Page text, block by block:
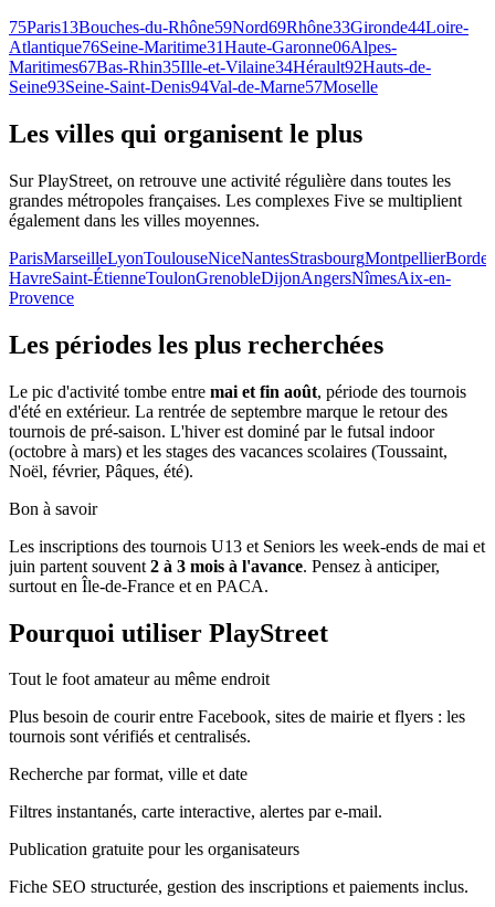
75Paris13Bouches-du-Rhône59Nord69Rhône33Gironde44Loire-
Atlantique76Seine-Maritime31Haute-Garonne06Alpes-
Maritimes67Bas-Rhin35Ille-et-Vilaine34Hérault92Hauts-de-
Seine93Seine-Saint-Denis94Val-de-Marne57Moselle
Les villes qui organisent le plus
Sur PlayStreet, on retrouve une activité régulière dans toutes les
grandes métropoles françaises. Les complexes Five se multiplient
également dans les villes moyennes.
ParisMarseilleLyonToulouseNiceNantesStrasbourgMontpellier
HavreSaint-ÉtienneToulonGrenobleDijonAngersNîmesAix-en-
Provence
Les périodes les plus recherchées
Le pic d'activité tombe entre mai et fin août, période des tournois
d'été en extérieur. La rentrée de septembre marque le retour des
tournois de pré-saison. L'hiver est dominé par le futsal indoor
(octobre à mars) et les stages des vacances scolaires (Toussaint,
Noël, février, Pâques, été).
Bon à savoir
Les inscriptions des tournois U13 et Seniors les week-ends de mai et
juin partent souvent 2 à 3 mois à l'avance. Pensez à anticiper,
surtout en Île-de-France et en PACA.
Pourquoi utiliser PlayStreet
Tout le foot amateur au même endroit
Plus besoin de courir entre Facebook, sites de mairie et flyers : les
tournois sont vérifiés et centralisés.
Recherche par format, ville et date
Filtres instantanés, carte interactive, alertes par e-mail.
Publication gratuite pour les organisateurs
Fiche SEO structurée, gestion des inscriptions et paiements inclus.